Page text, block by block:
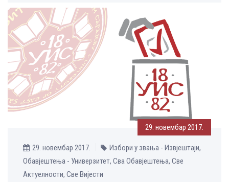
29. новембар 2017.
29. новембар 2017.
Избори у звања - Извјештаји,
Обавјештења - Универзитет, Сва Обавјештења, Све
Aктуелности, Све Вијести